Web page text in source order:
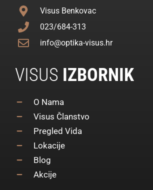
Visus Benkovac
023/684-313
info@optika-visus.hr
VISUS IZBORNIK
O Nama
Visus Članstvo
Pregled Vida
Lokacije
Blog
Akcije